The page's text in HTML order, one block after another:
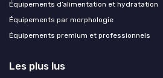
Équipements d’alimentation et hydratation
Équipements par morphologie
Équipements premium et professionnels
Les plus lus